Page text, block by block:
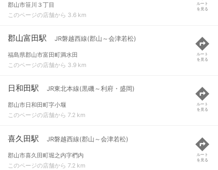
郡山市笹川３丁目
このページの店舗から 3.6 km
ルート
を見る
郡山富田駅 JR磐越西線(郡山～会津若松)
福島県郡山市富田町満水田
このページの店舗から 3.9 km
ルート
を見る
日和田駅 JR東北本線(黒磯～利府・盛岡)
郡山市日和田町字小堰
このページの店舗から 7.2 km
ルート
を見る
喜久田駅 JR磐越西線(郡山～会津若松)
郡山市喜久田町堀之内字椚内
このページの店舗から 7.2 km
ルート
を見る